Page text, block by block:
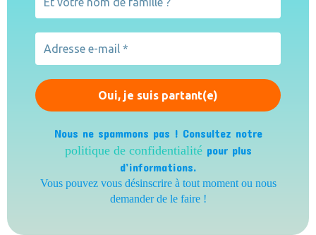
Nous ne spammons pas ! Consultez notre
politique de confidentialitépour plus
d’informations.
Vous pouvez vous désinscrire à tout moment ou nous
demander de le faire !